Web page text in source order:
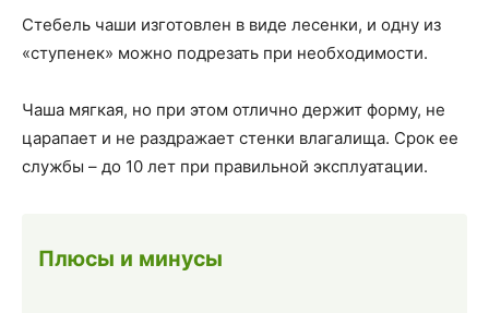
Стебель чаши изготовлен в виде лесенки, и одну из
«ступенек» можно подрезать при необходимости.
Чаша мягкая, но при этом отлично держит форму, не
царапает и не раздражает стенки влагалища. Срок ее
службы – до 10 лет при правильной эксплуатации.
Плюсы и минусы